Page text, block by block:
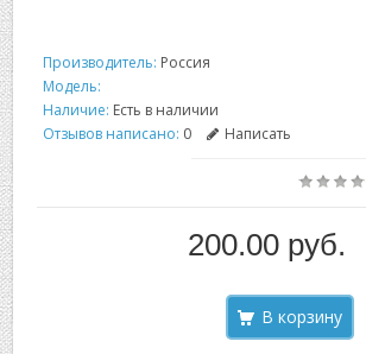
Производитель: Россия
Модель:
Наличие: Есть в наличии
Отзывов написано: 0 Написать
200.00 руб.